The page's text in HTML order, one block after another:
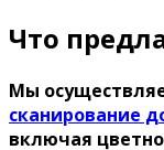
Что
Мы
сканирование
включая